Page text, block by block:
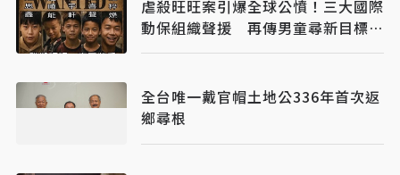
虐殺旺旺案引爆全球公憤！三大國際
動保組織聲援 再傳男童尋新目標下
手
全台唯一戴官帽土地公336年首次返
鄉尋根